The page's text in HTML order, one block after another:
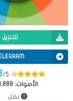
للتنزيل
/5
الأصوات:
نقل